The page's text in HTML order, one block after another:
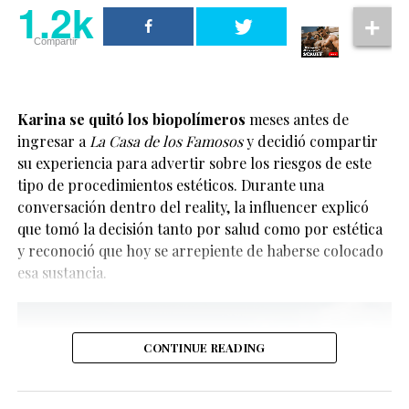
1.2k
Asimismo, Ariana reconoció que durante años permitió
que la negatividad influyera demasiado en su vida.
Ariana Grande habló sobre la
importancia de alejarse de la
negatividad
Uno de los momentos más comentados ocurrió cuando
la cantante confesó que entendió cómo la negatividad
Ese aprendizaje, explicó, la llevó a tomar la decisión de
dar un paso atrás y desconectarse temporalmente del
entorno digital y de la exposición constante.
La noticia ha emocionado a sus seguidores y a la
comunidad LGBTQ+, ya que la pareja se ha convertido
después de varios meses de comentarios sobre una
posible boda.
1.2k
Compartir
Karina se quitó los biopolímeros meses antes de
ingresar a La Casa de los Famososy decidió compartir
su experiencia para advertir sobre los riesgos de este
tipo de procedimientos estéticos. Durante una
conversación dentro del reality, la influencer explicó
que tomó la decisión tanto por salud como por estética
y reconoció que hoy se arrepiente de haberse colocado
esa sustancia.
CONTINUE READING